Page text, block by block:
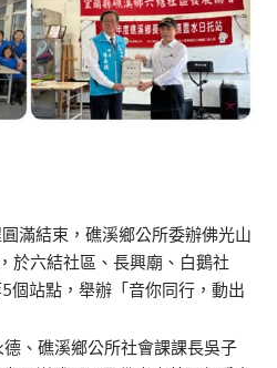
滿結束，礁溪鄉公所委辦佛光山
於六結社區、長興廟、白鵝社
個站點，舉辦「音你同行，動出
、礁溪鄉公所社會課課長吳子